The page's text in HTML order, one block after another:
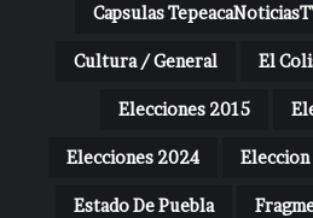
Capsulas
Cultura / General El
Elecciones 2015
Elecciones 2024
Estado De Puebla